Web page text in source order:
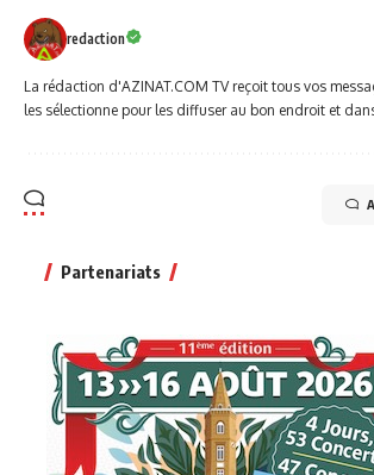
redaction
La rédaction d'AZINAT.COM TV reçoit tous vos
les sélectionne pour les diffuser au bon endroit et
Partenariats